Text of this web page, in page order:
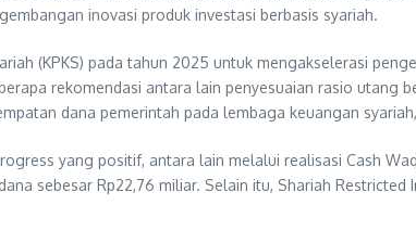
inovasi produk investasi berbasis syariah.
(KPKS) pada tahun 2025 untuk mengakselerasi
rekomendasi antara lain penyesuaian rasio utang
dana pemerintah pada lembaga keuangan syariah,
yang positif, antara lain melalui realisasi Cash
sebesar Rp22,76 miliar. Selain itu, Shariah Restricted